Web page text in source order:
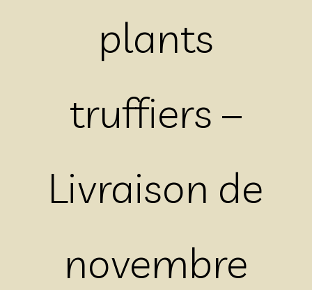
plants
truffiers –
Livraison de
novembre